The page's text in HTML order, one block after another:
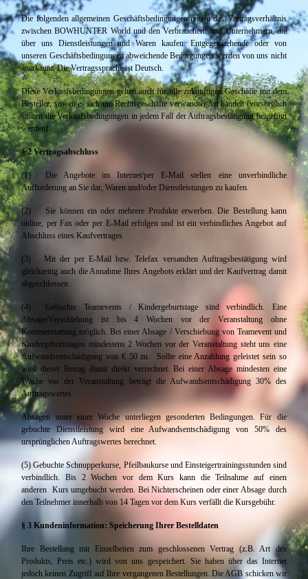
Die folgenden allgemeinen Geschäftsbedingungen regeln das Vertragsverhältnis
zwischen BOWHUNTER World und den Verbrauchern und Unternehmern, die
über uns Dienstleistungen und Waren kaufen. Entgegenstehende oder von
unseren Geschäftsbedingungen abweichende Bedingungen werden von uns nicht
anerkannt. Die Vertragssprache ist Deutsch.
Diese Verkaufsbedingungen gelten auch für alle zukünftigen Geschäfte mit dem
Besteller, soweit es sich um Rechtsgeschäfte verwandter Art handelt (vorsorglich
sollten die Verkaufsbedingungen in jedem Fall der Auftragsbestätigung beigefügt
werden).
§ 2 Vertragsabschluss
(1) Die Angebote im Internet/per E-Mail stellen eine unverbindliche
Aufforderung an Sie dar, Waren und/oder Dienstleistungen zu kaufen.
(2) Sie können ein oder mehrere Produkte erwerben. Die Bestellung kann
online, per Fax oder per E-Mail erfolgen und ist ein verbindliches Angebot auf
Abschluss eines Kaufvertrages
(3) Mit der per E-Mail bzw. Telefax versandten Auftragsbestätigung wird
gleichzeitig auch die Annahme Ihres Angebots erklärt und der Kaufvertrag damit
abgeschlossen.
(4) Gebuchte Teamevents / Kindergeburtstage sind verbindlich. Eine
Absage/Verschiebung ist bis 4 Wochen vor der Veranstaltung ohne
Kostenerstattung möglich. Bei einer Absage / Verschiebung von Teamevent und
Kindergeburtstagen mindestens 2 Wochen vor der Veranstaltung steht uns eine
Aufwandsentschädigung von € 50 zu. Sollte eine Anzahlung geleistet sein so
wird dieser Betrag damit direkt verrechnet. Bei einer Absage mindesten eine
Woche vor der Veranstaltung beträgt die Aufwandsentschädigung 30% des
Auftragswertes.
Absagen unter einer Woche unterliegen gesonderten Bedingungen. Für die
gebuchte Dienstleistung wird eine Aufwandsentschädigung von 50% des
ursprünglichen Auftragswertes berechnet.
(5) Gebuchte Schnupperkurse, Pfeilbaukurse und Einsteigertrainingsstunden sind
verbindlich. Bis 2 Wochen vor dem Kurs kann die Teilnahme auf einen
anderen Kurs umgebucht werden. Bei Nichterscheinen oder einer Absage durch
den Teilnehmer innerhalb von 14 Tagen vor dem Kurs verfällt die Kursgebühr.
§ 3 Kundeninformation: Speicherung Ihrer Bestelldaten
Ihre Bestellung mit Einzelheiten zum geschlossenen Vertrag (z.B. Art des
Produkts, Preis etc.) wird von uns gespeichert. Sie haben über das Internet
jedoch keinen Zugriff auf Ihre vergangenen Bestellungen. Die AGB schicken wir